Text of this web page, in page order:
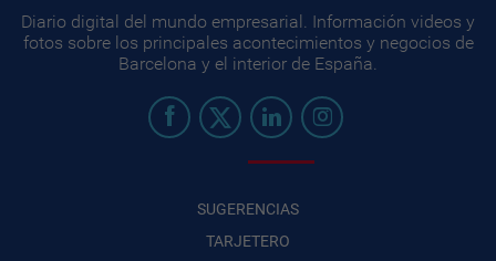
Diario digital del mundo empresarial. Información videos y
fotos sobre los principales acontecimientos y negocios de
Barcelona y el interior de España.
SUGERENCIAS
TARJETERO